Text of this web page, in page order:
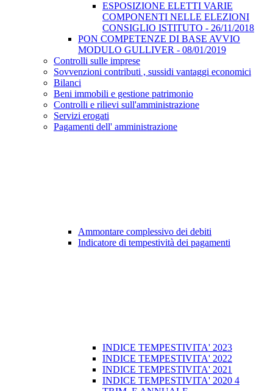
ESPOSIZIONE ELETTI VARIE
COMPONENTI NELLE ELEZIONI
CONSIGLIO ISTITUTO - 26/11/2018
PON COMPETENZE DI BASE AVVIO
MODULO GULLIVER - 08/01/2019
Controlli sulle imprese
Sovvenzioni contributi , sussidi vantaggi economici
Bilanci
Beni immobili e gestione patrimonio
Controlli e rilievi sull'amministrazione
Servizi erogati
Pagamenti dell' amministrazione
Ammontare complessivo dei debiti
Indicatore di tempestività dei pagamenti
INDICE TEMPESTIVITA' 2023
INDICE TEMPESTIVITA' 2022
INDICE TEMPESTIVITA' 2021
INDICE TEMPESTIVITA' 2020 4